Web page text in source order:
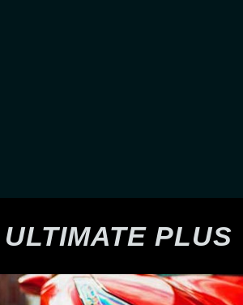
ULTIMATE PLUS